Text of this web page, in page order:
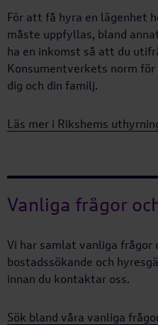
För att få hyra en lägenhet
måste uppfyllas, bland
ha en inkomst så att du
Konsumentverkets norm
dig och din familj.
Läs mer i Rikshems
Vanliga frågor
Vi har samlat vanliga frågor
bostadssökande och
innan du kontaktar oss.
Sök bland våra vanliga